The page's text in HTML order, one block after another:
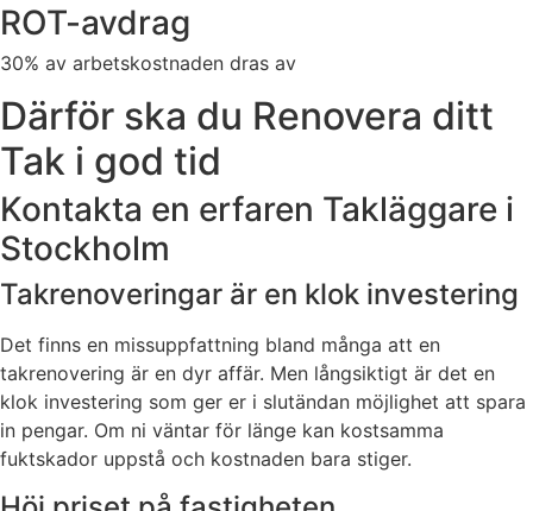
ROT-avdrag
30% av arbetskostnaden dras av
Därför ska du Renovera ditt
Tak i god tid
Kontakta en erfaren Takläggare i
Stockholm
Takrenoveringar är en klok investering
Det finns en missuppfattning bland många att en
takrenovering är en dyr affär. Men långsiktigt är det en
klok investering som ger er i slutändan möjlighet att spara
in pengar. Om ni väntar för länge kan kostsamma
fuktskador uppstå och kostnaden bara stiger.